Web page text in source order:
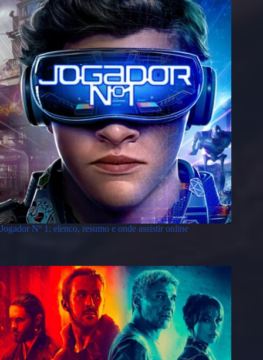
Jogador Nº 1: elenco, resumo e onde assistir online